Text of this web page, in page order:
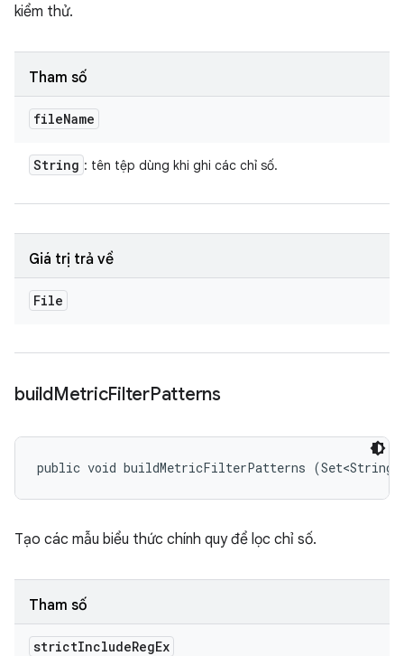
kiểm thử.
Tham số
fileName
String : tên tệp dùng khi ghi các chỉ số.
Giá trị trả về
File
buildMetricFilterPatterns
public void buildMetricFilterPatterns (Set<String>
Tạo các mẫu biểu thức chính quy để lọc chỉ số.
Tham số
strictIncludeRegEx